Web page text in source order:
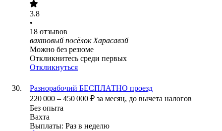
3.8
•
18 отзывов
вахтовый посёлок Харасавэй
Можно без резюме
Откликнитесь среди первых
Откликнуться
Разнорабочий БЕСПЛАТНО проезд
220 000 – 450 000 ₽ за месяц, до вычета налогов
Без опыта
Вахта
Выплаты: Раз в неделю